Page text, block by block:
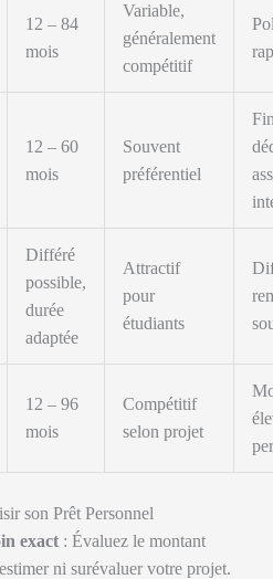
12 – 84
mois
Variable,
généralement
compétitif
12 – 60
mois
Souvent
préférentiel
Différé
possible,
durée
adaptée
Attractif
pour
étudiants
12 – 96
mois
Compétitif
selon projet
son Prêt Personnel
exact : Évaluez le montant
ni surévaluer votre projet.